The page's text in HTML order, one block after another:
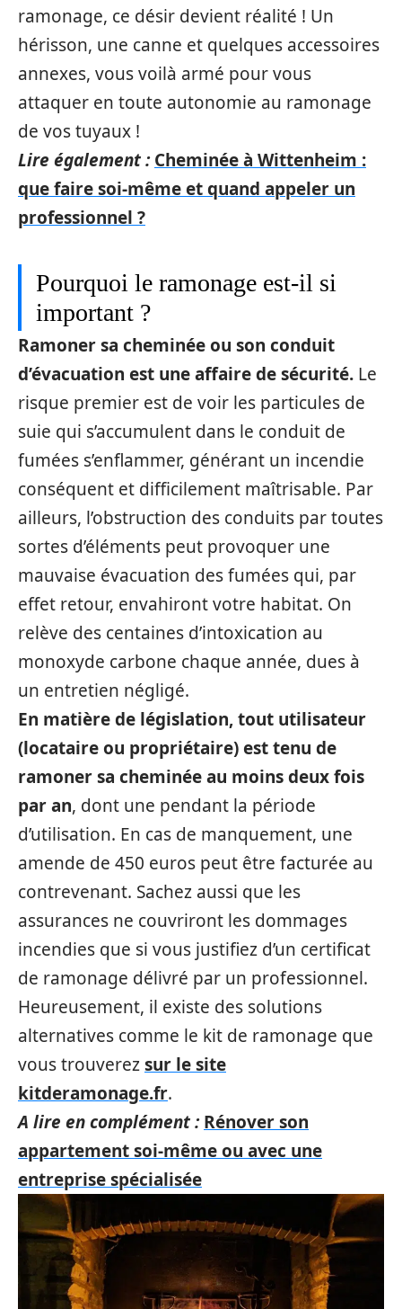
ramonage, ce désir devient réalité ! Un
hérisson, une canne et quelques accessoires
annexes, vous voilà armé pour vous
attaquer en toute autonomie au ramonage
de vos tuyaux !
Lire également : Cheminée à Wittenheim :
que faire soi-même et quand appeler un
professionnel ?
Pourquoi le ramonage est-il si
important ?
Ramoner sa cheminée ou son conduit
d’évacuation est une affaire de sécurité. Le
risque premier est de voir les particules de
suie qui s’accumulent dans le conduit de
fumées s’enflammer, générant un incendie
conséquent et difficilement maîtrisable. Par
ailleurs, l’obstruction des conduits par toutes
sortes d’éléments peut provoquer une
mauvaise évacuation des fumées qui, par
effet retour, envahiront votre habitat. On
relève des centaines d’intoxication au
monoxyde carbone chaque année, dues à
un entretien négligé.
En matière de législation, tout utilisateur
(locataire ou propriétaire) est tenu de
ramoner sa cheminée au moins deux fois
par an, dont une pendant la période
d’utilisation. En cas de manquement, une
amende de 450 euros peut être facturée au
contrevenant. Sachez aussi que les
assurances ne couvriront les dommages
incendies que si vous justifiez d’un certificat
de ramonage délivré par un professionnel.
Heureusement, il existe des solutions
alternatives comme le kit de ramonage que
vous trouverezsur le site
kitderamonage.fr.
A lire en complément : Rénover son
appartement soi-même ou avec une
entreprise spécialisée